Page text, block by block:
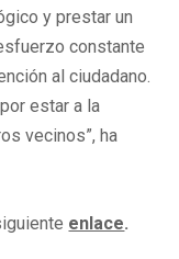
y prestar un
constante
al ciudadano.
estar a la
vecinos”, ha
enlace.